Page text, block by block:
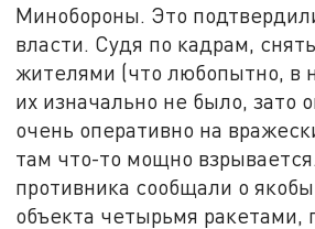
Минобороны. Это
власти. Судя по кадрам,
жителями (что любопытно, в
их изначально не было, зато
очень оперативно на
там что-то мощно
противника сообщали о
объекта четырьмя ракетами,